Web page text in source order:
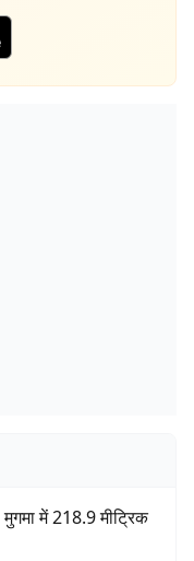
मुगमा में 218.9 मीट्रिक